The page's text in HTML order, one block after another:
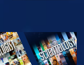
UTFORSKA
SERIEN